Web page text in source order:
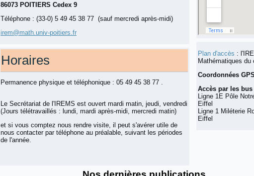
86073 POITIERS Cedex 9
Téléphone : (33-0) 5 49 45 38 77 (sauf mercredi après-midi)
irem@math.univ-poitiers.fr
Horaires
Permanence physique et téléphonique : 05 49 45 38 77 .
Le Secrétariat de l'IREMS est ouvert mardi matin, jeudi, vendredi
(Jours télétravaillés : lundi, mardi après-midi, mercredi matin)
et si vous comptez nous rendre visite, il peut s'avérer utile de
nous contacter par téléphone au préalable, suivant les périodes
de l'année.
Plan d'accès :
Mathématiques
Coordonnées
Accès par les
Ligne 1E Pôle
Eiffel
Ligne 1 Miléterie
Eiffel